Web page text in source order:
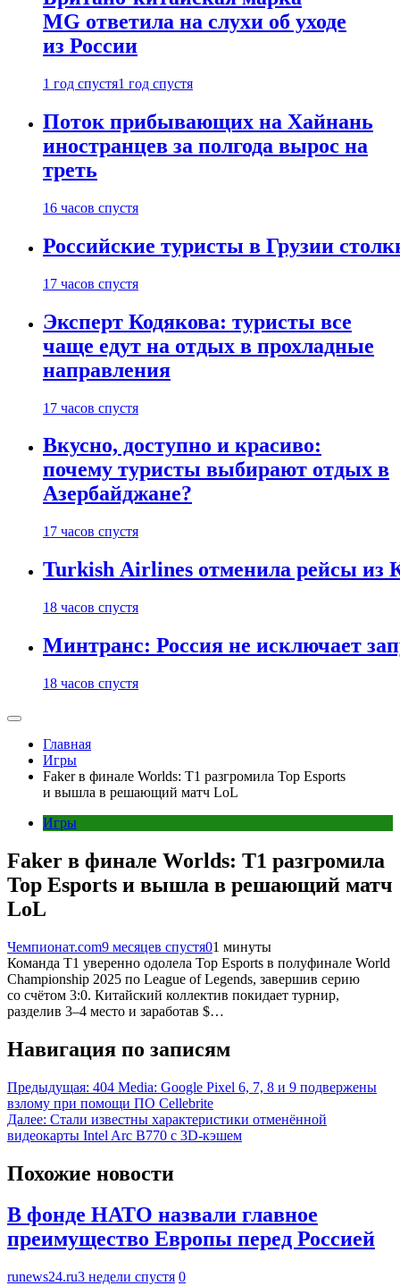
MG ответила на слухи об уходе
из России
1 год спустя1 год спустя
Поток прибывающих на Хайнань
иностранцев за полгода вырос на
треть
16 часов спустя
Российские туристы в Грузии
17 часов спустя
Эксперт Кодякова: туристы все
чаще едут на отдых в прохладные
направления
17 часов спустя
Вкусно, доступно и красиво:
почему туристы выбирают отдых в
Азербайджане?
17 часов спустя
Turkish Airlines отменила рейсы из
18 часов спустя
Минтранс: Россия не исключает
18 часов спустя
Главная
Игры
Faker в финале Worlds: T1 разгромила Top Esports
и вышла в решающий матч LoL
Игры
Faker в финале Worlds: T1 разгромила
Top Esports и вышла в решающий матч
LoL
Чемпионат.com9 месяцев спустя01 минуты
Команда T1 уверенно одолела Top Esports в полуфинале World
Championship 2025 по League of Legends, завершив серию
со счётом 3:0. Китайский коллектив покидает турнир,
разделив 3–4 место и заработав $…
Навигация по записям
Предыдущая: 404 Media: Google Pixel 6, 7, 8 и 9 подвержены
взлому при помощи ПО Cellebrite
Далее: Стали известны характеристики отменённой
видеокарты Intel Arc B770 с 3D-кэшем
Похожие новости
В фонде НАТО назвали главное
преимущество Европы перед Россией
runews24.ru3 недели спустя 0